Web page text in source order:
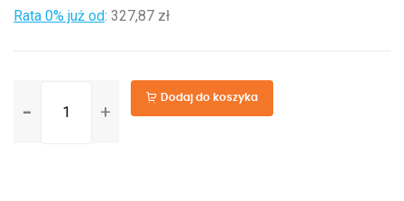
Rata 0% już od: 327,87 zł
Ładowarka
Dodaj do koszyka